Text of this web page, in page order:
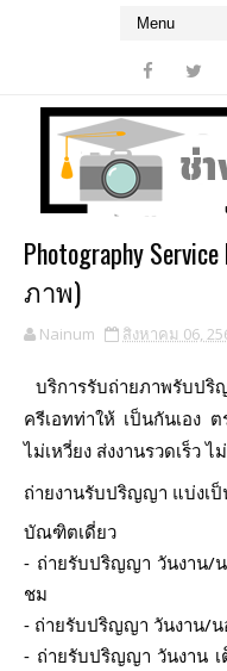
Photography
ภาพ)
Nainum สิงหาคม 06,
บริการรับถ่ายภาพรับป
ครีเอทท่าให้ เป็นกันเอง
ไม่เหวี่ยง ส่งงานรวดเร็ว
ถ่ายงานรับปริญญา แบ่งเ
บัณฑิตเดี่ยว
- ถ่ายรับปริญญา วันงาน/
ชม
- ถ่ายรับปริญญา วันงาน/น
- ถ่ายรับปริญญา วันงาน